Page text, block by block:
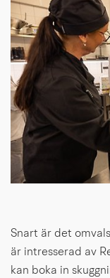
Snart är det
är intresserad av
kan boka in